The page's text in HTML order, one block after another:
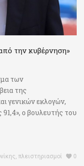
την κυβέρνηση»
των
της
γενικών εκλογών,
ο βουλευτής του
, πλειστηριασμοί 0